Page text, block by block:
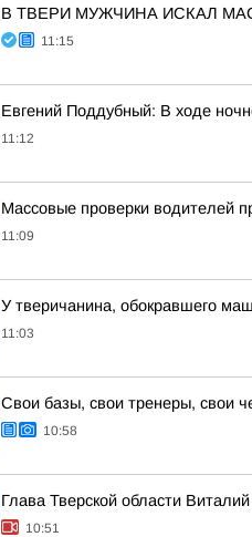
В ТВЕРИ МУЖЧИНА ИСКАЛ
11:15
Евгений Поддубный: В ходе
11:12
Массовые проверки водителей
11:09
У тверичанина, обокравшего
11:03
Свои базы, свои тренеры, свои
10:58
Глава Тверской области
10:51